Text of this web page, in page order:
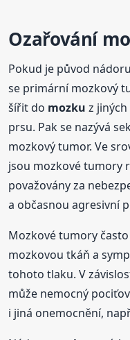
Ozařování
Pokud je původ
se primární mozkový
šířit do mozku z
prsu. Pak se nazývá
mozkový tumor. Ve
jsou mozkové tumory
považovány za
a občasnou agresivní
Mozkové tumory
mozkovou tkáň a
tohoto tlaku. V
může nemocný
i jiná onemocnění,